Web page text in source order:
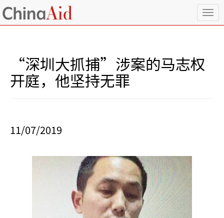
T
o
“深圳大抓捕”涉案的马志权
开庭，他坚持无罪
11/07/2019